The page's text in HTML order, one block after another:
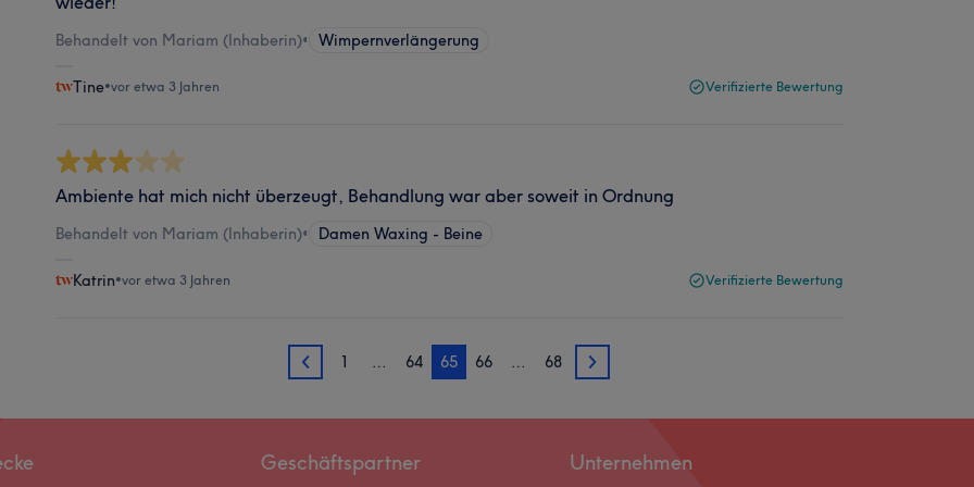
Behandelt von Mariam (Inhaberin)• Wimpernverlängerung
Tine•vor etwa 3 Jahren Verifizierte Bewertung
Ambiente hat mich nicht überzeugt, Behandlung war aber soweit in Ordnung
Behandelt von Mariam (Inhaberin)• Damen Waxing - Beine
Katrin•vor etwa 3 Jahren Verifizierte Bewertung
64 1 … 64 65 66 … 68 66
Geschäftspartner Unternehmen